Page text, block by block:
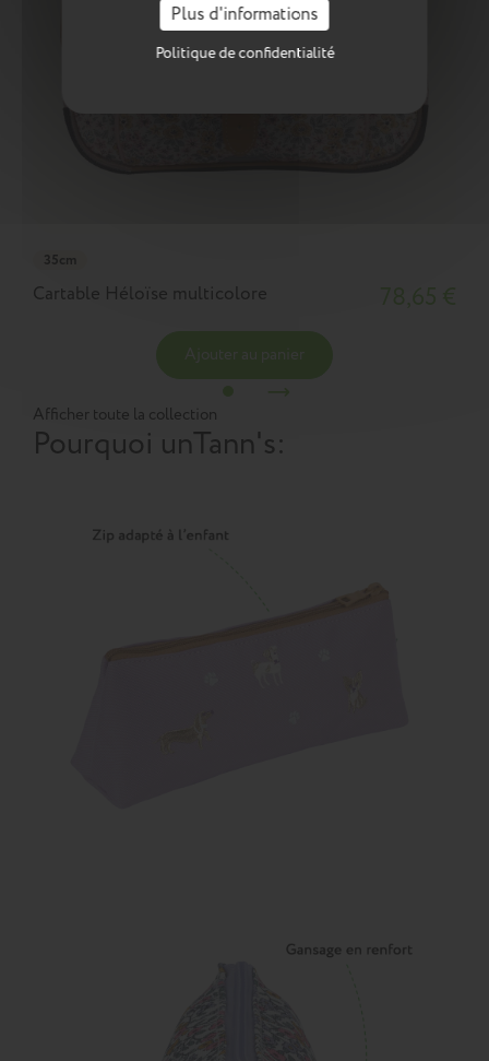
Plus d'informations
Politique de confidentialité
35cm
Cartable Héloïse multicolore
Afficher toute la collection
Pourquoi unTann's: